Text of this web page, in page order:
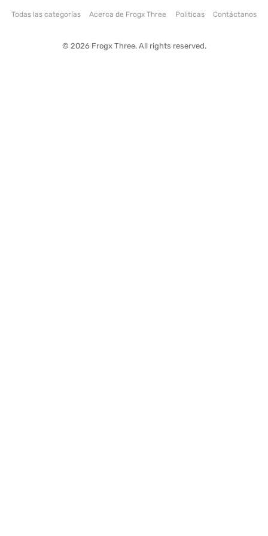
Todas las categorías Acerca de Frogx Three Politicas Contáctanos
© 2026 Frogx Three. All rights reserved.